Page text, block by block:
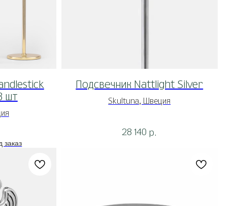
шт
Подсвечник Nattlight Silver
Skultuna, Швеция
28 140 р.